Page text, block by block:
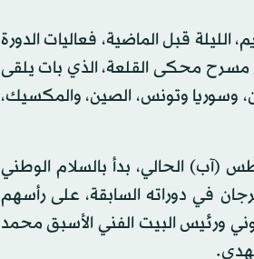
الليلة قبل الماضية، فعاليات الدورة
مسرح محكى القلعة، الذي بات يلقى
وسوريا وتونس، الصين، والمكسيك،
حضور وزير الآثار خالد العناني، ومن المقرر أن يستمر حتى 17 أغسطس (آب) الحالي، بدأ بالسلام الوطني
في دوراته السابقة، على رأسهم
ورئيس البيت الفني الأسبق محمد